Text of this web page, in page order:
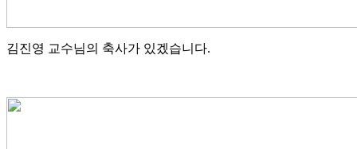
김진영 교수님의 축사가 있겠습니다.